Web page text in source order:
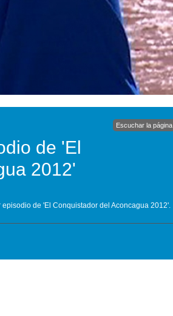
Escuchar la página
de 'El
2012'
de 'El Conquistador del Aconcagua 2012'.